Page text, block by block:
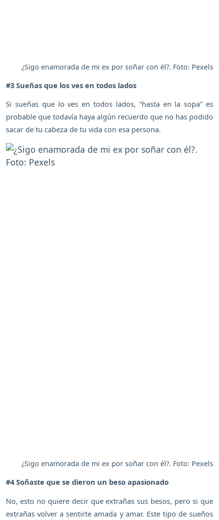
¿Sigo enamorada de mi ex por soñar con él?. Foto: Pexels
#3 Sueñas que los ves en todos lados
Si sueñas que lo ves en todos lados, “hasta en la sopa” es
probable que todavía haya algún recuerdo que no has podido
sacar de tu cabeza de tu vida con esa persona.
¿Sigo enamorada de mi ex por soñar con él?. Foto: Pexels
#4 Soñaste que se dieron un beso apasionado
No, esto no quiere decir que extrañas sus besos, pero si que
extrañas volver a sentirte amada y amar. Este tipo de sueños